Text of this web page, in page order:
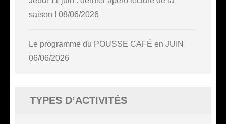
saison ! 08/06/2026
Le programme du POUSSE CAFÉ en JUIN
06/06/2026
TYPES D’ACTIVITÉS